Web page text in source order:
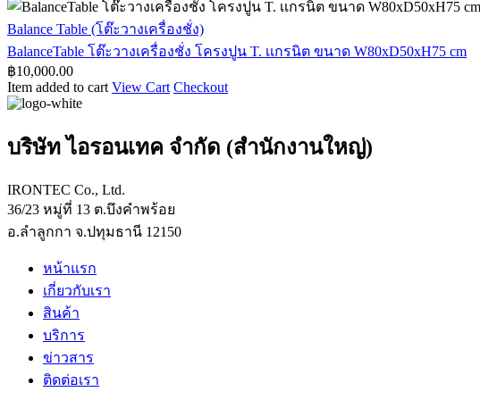
ขนาด
W55xD55xH80
cm
W80xD75xH80
cm
ปูน
T.
รนิต
ขนาด
W100xD50xH75
เครื่อง
ชั่ง
โครง
ปูน
T.
รนิต
W90xD60xH75
cm
BalanceTable
โต๊ะ
วาง
เครื่อง
ชั่ง
โครง
ปูน
เเก
รนิต
ขนาด
W80xD50xH75
Balance Table (โต๊ะวางเครื่องชั่ง)
BalanceTable โต๊ะวางเครื่องชั่ง โครงปูน T. เเกรนิต ขนาด W80xD50xH75 cm
฿10,000.00
Item added to cart View Cart Checkout
บริษัท ไอรอนเทค จำกัด (สำนักงานใหญ่)
IRONTEC Co., Ltd.
36/23 หมู่ที่ 13 ต.บึงคำพร้อย
อ.ลำลูกกา จ.ปทุมธานี 12150
หน้าแรก
เกี่ยวกับเรา
สินค้า
บริการ
ข่าวสาร
ติดต่อเรา